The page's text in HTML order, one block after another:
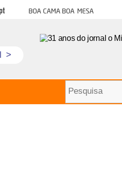
Boa cama boa mesa
>